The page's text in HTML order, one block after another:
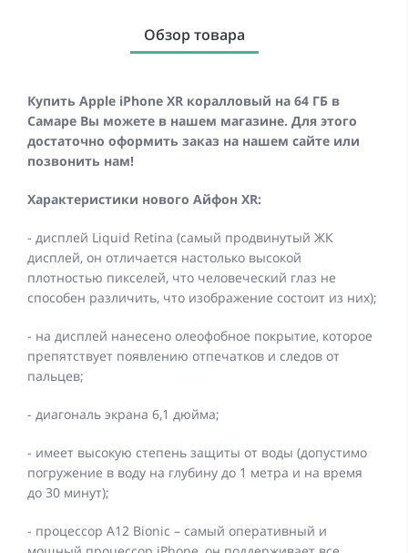
Обзор товара
Купить Apple iPhone XR коралловый на 64 ГБ в
Самаре Вы можете в нашем магазине. Для этого
достаточно оформить заказ на нашем сайте или
позвонить нам!
Характеристики нового Айфон XR:
- дисплей Liquid Retina (самый продвинутый ЖК
дисплей, он отличается настолько высокой
плотностью пикселей, что человеческий глаз не
способен различить, что изображение состоит из них);
- на дисплей нанесено олеофобное покрытие, которое
препятствует появлению отпечатков и следов от
пальцев;
- диагональ экрана 6,1 дюйма;
- имеет высокую степень защиты от воды (допустимо
погружение в воду на глубину до 1 метра и на время
до 30 минут);
- процессор А12 Bionic – самый оперативный и